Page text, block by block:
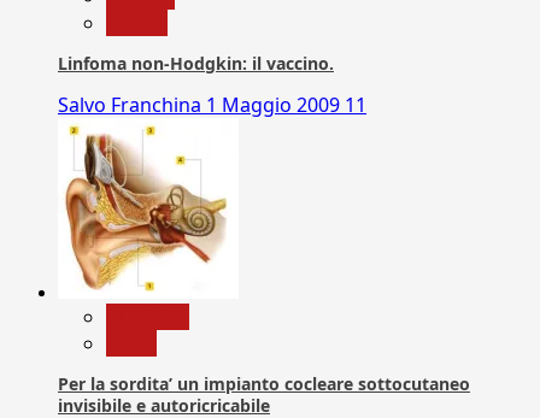
Linfoma non-Hodgkin: il vaccino.
Salvo Franchina 1 Maggio 2009 11
Per la sordita’ un impianto cocleare sottocutaneo
invisibile e autoricricabile